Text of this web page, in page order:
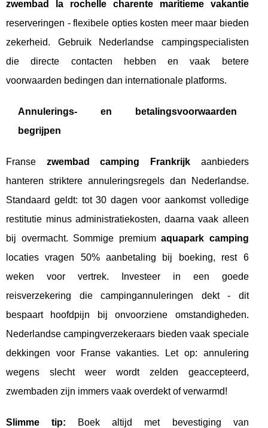
zwembad la rochelle charente maritieme vakantie
reserveringen - flexibele opties kosten meer maar bieden
zekerheid. Gebruik Nederlandse campingspecialisten
die directe contacten hebben en vaak betere
voorwaarden bedingen dan internationale platforms.
Annulerings- en betalingsvoorwaarden
begrijpen
Franse zwembad camping Frankrijkaanbieders
hanteren striktere annuleringsregels dan Nederlandse.
Standaard geldt: tot 30 dagen voor aankomst volledige
restitutie minus administratiekosten, daarna vaak alleen
bij overmacht. Sommige premiumaquapark camping
locaties vragen 50% aanbetaling bij boeking, rest 6
weken voor vertrek. Investeer in een goede
reisverzekering die campingannuleringen dekt - dit
bespaart hoofdpijn bij onvoorziene omstandigheden.
Nederlandse campingverzekeraars bieden vaak speciale
dekkingen voor Franse vakanties. Let op: annulering
wegens slecht weer wordt zelden geaccepteerd,
zwembaden zijn immers vaak overdekt of verwarmd!
Slimme tip: Boek altijd met bevestiging van